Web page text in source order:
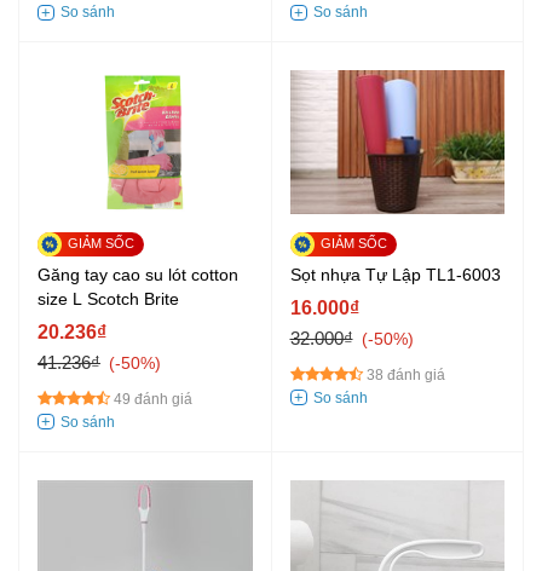
Găng tay cao su lót cotton
size L Scotch Brite
20.236₫
41.236₫
-50%
49 đánh giá
Sọt nhựa Tự Lập TL1-6003
16.000₫
32.000₫
-50%
38 đánh giá